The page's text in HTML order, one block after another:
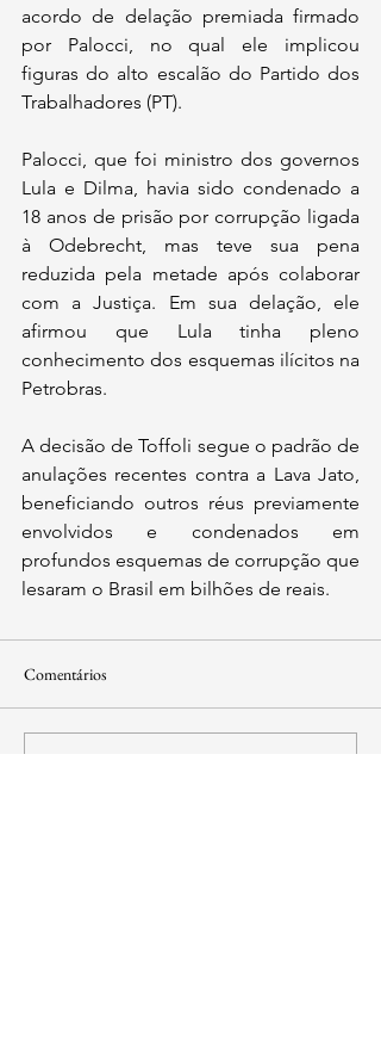
acordo de delação premiada firmado
por Palocci, no qual ele implicou
figuras do alto escalão do Partido dos
Trabalhadores (PT).
Palocci, que foi ministro dos governos
Lula e Dilma, havia sido condenado a
18 anos de prisão por corrupção ligada
à Odebrecht, mas teve sua pena
reduzida pela metade após colaborar
com a Justiça. Em sua delação, ele
afirmou que Lula tinha pleno
conhecimento dos esquemas ilícitos na
Petrobras.
A decisão de Toffoli segue o padrão de
anulações recentes contra a Lava Jato,
beneficiando outros réus previamente
envolvidos e condenados em
profundos esquemas de corrupção que
lesaram o Brasil em bilhões de reais.
Comentários